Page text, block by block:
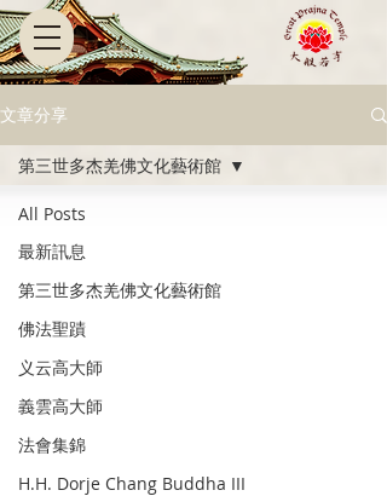
文章分享
All Posts
最新訊息
第三世多杰羌佛文化藝術館
佛法聖蹟
义云高大師
義雲高大師
法會集錦
H.H. Dorje Chang Buddha III
第三世多杰羌佛文化藝術館